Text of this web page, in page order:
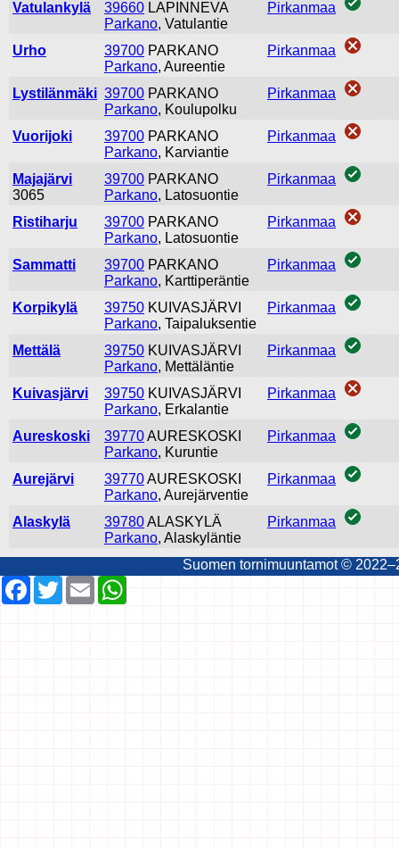
Vatulankylä 39660 LAPINNEVA
Parkano, Vatulantie
Pirkanmaa
Urho 39700 PARKANO
Parkano, Aureentie
Pirkanmaa
Lystilänmäki 39700 PARKANO
Parkano, Koulupolku
Pirkanmaa
Vuorijoki 39700 PARKANO
Parkano, Karviantie
Pirkanmaa
Majajärvi
3065
39700 PARKANO
Parkano, Latosuontie
Pirkanmaa
Ristiharju 39700 PARKANO
Parkano, Latosuontie
Pirkanmaa
Sammatti 39700 PARKANO
Parkano, Karttiperäntie
Pirkanmaa
Korpikylä 39750 KUIVASJÄRVI
Parkano, Taipaluksentie
Pirkanmaa
Mettälä 39750 KUIVASJÄRVI
Parkano, Mettäläntie
Pirkanmaa
Kuivasjärvi 39750 KUIVASJÄRVI
Parkano, Erkalantie
Pirkanmaa
Aureskoski 39770AURESKOSKI
Parkano, Kuruntie
Pirkanmaa
Aurejärvi 39770AURESKOSKI
Parkano, Aurejärventie
Pirkanmaa
Alaskylä 39780ALASKYLÄ
Parkano, Alaskyläntie
Pirkanmaa
Suomen tornimuuntamot ©
Facebook
TwitterEmail